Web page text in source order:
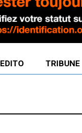
EDITO TRIBUNE